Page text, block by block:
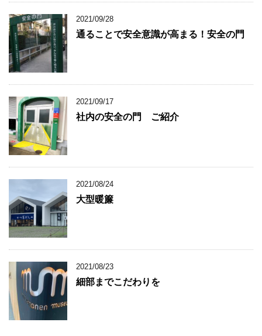
2021/09/28
通ることで安全意識が高まる！安全の門
2021/09/17
社内の安全の門 ご紹介
2021/08/24
大型暖簾
2021/08/23
細部までこだわりを